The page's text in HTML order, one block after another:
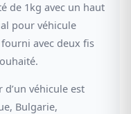
de 1kg avec un haut
pour véhicule
avec deux fis
d’un véhicule est
Bulgarie,